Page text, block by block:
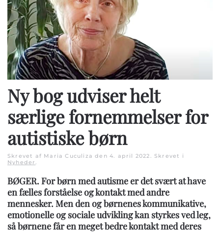
Ny bog udviser helt
særlige fornemmelser for
autistiske børn
Skrevet af Maria Cuculiza den 4. april 2022. Skrevet i
Nyheder.
BØGER. For børn med autisme er det svært at have
en fælles forståelse og kontakt med andre
mennesker. Men den og børnenes kommunikative,
emotionelle og sociale udvikling kan styrkes ved leg,
så børnene får en meget bedre kontakt med deres